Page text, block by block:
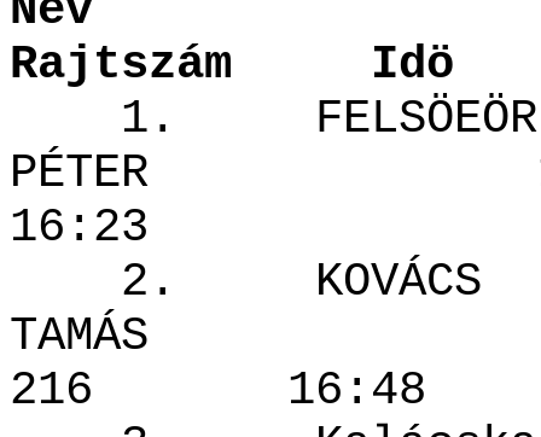
Rajtszám Idö
1. FELSÖEÖRI
PÉTER
16:23
2. KOVÁCS
216